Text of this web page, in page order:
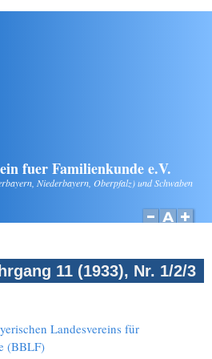
fuer Familienkunde e.V.
Niederbayern, Oberpfalz) und Schwaben
11 (1933), Nr. 1/2/3
Landesvereins für
(BBLF)